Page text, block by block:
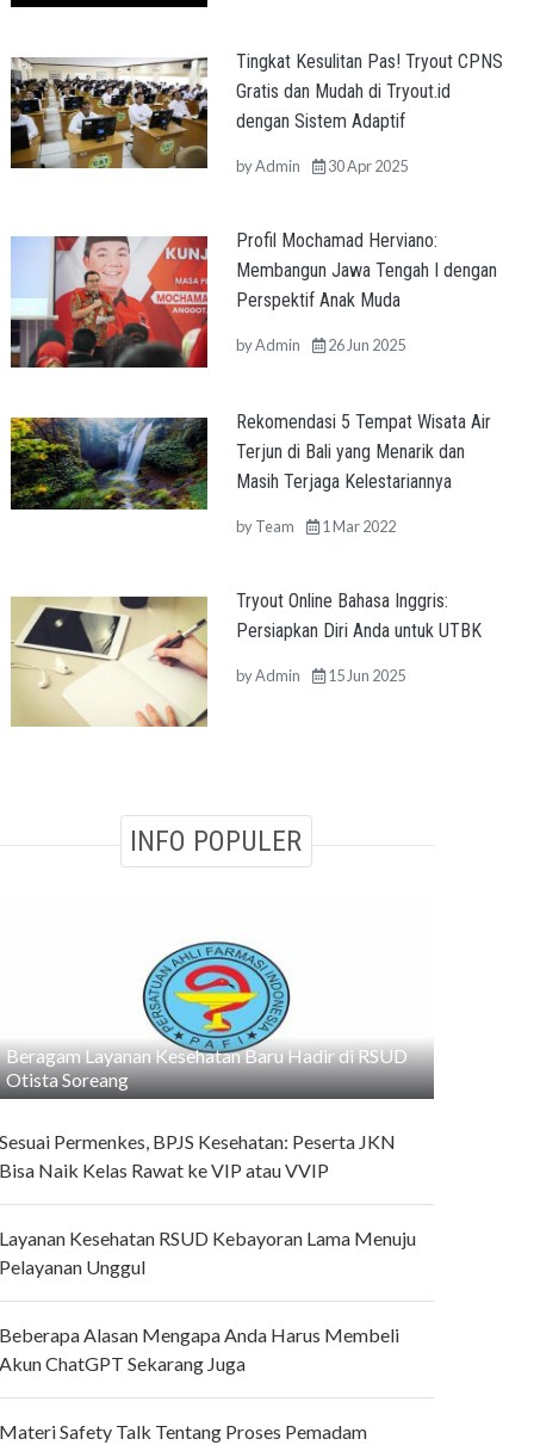
Tingkat Kesulitan Pas! Tryout CPNS
Gratis dan Mudah di Tryout.id
dengan Sistem Adaptif
byAdmin 30 Apr 2025
Profil Mochamad Herviano:
Membangun Jawa Tengah I dengan
Perspektif Anak Muda
byAdmin 26 Jun 2025
Rekomendasi 5 Tempat Wisata Air
Terjun di Bali yang Menarik dan
Masih Terjaga Kelestariannya
byTeam 1 Mar 2022
Tryout Online Bahasa Inggris:
Persiapkan Diri Anda untuk UTBK
byAdmin 15 Jun 2025
INFO POPULER
Beragam Layanan Kesehatan Baru Hadir di RSUD
Otista Soreang
Permenkes, BPJS Kesehatan: Peserta JKN
Naik Kelas Rawat ke VIP atau VVIP
Kesehatan RSUD Kebayoran Lama Menuju
Unggul
Alasan Mengapa Anda Harus Membeli
ChatGPT Sekarang Juga
Safety Talk Tentang Proses Pemadam